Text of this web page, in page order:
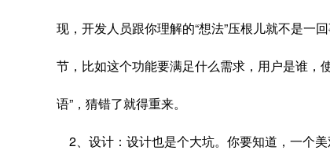
现，开发人员跟你理解的“想法”压根儿就不是一
节，比如这个功能要满足什么需求，用户是谁，
语”，猜错了就得重来。
2、设计：设计也是个大坑。你要知道，一个